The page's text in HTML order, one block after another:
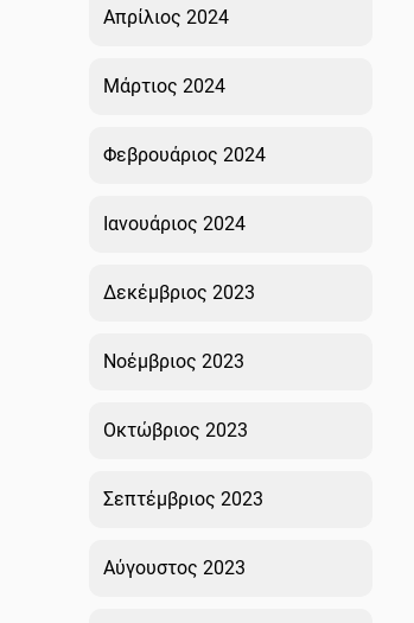
Απρίλιος 2024
Μάρτιος 2024
Φεβρουάριος 2024
Ιανουάριος 2024
Δεκέμβριος 2023
Νοέμβριος 2023
Οκτώβριος 2023
Σεπτέμβριος 2023
Αύγουστος 2023